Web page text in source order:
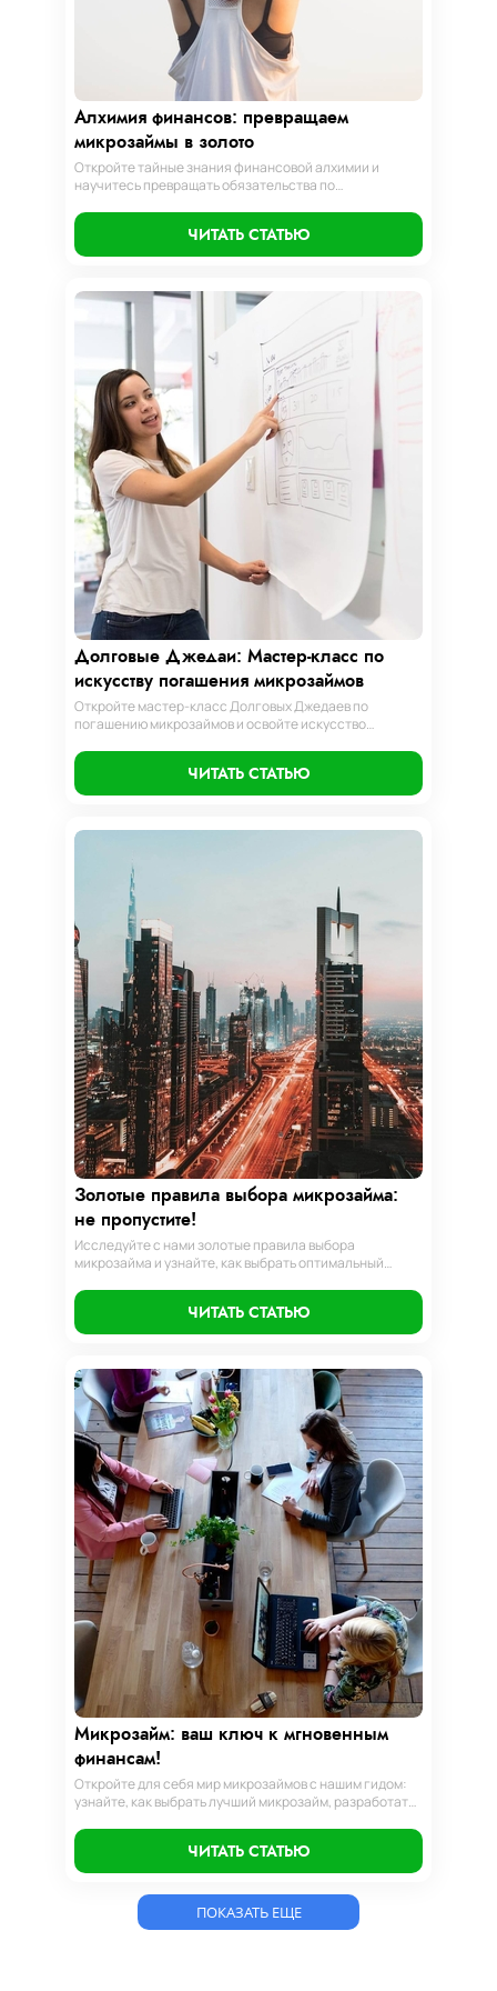
Алхимия финансов: превращаем
микрозаймы в золото
Откройте тайные знания финансовой алхимии и
научитесь превращать обязательства по
мир умного управления долгами с нашим
практическим руководством.
ЧИТАТЬ СТАТЬЮ
Долговые Джедаи: Мастер-класс по
искусству погашения микрозаймов
Откройте мастер-класс Долговых Джедаев по
погашению микрозаймов и освойте искусство
долгами и достичь финансовой гармонии, следуя
нашим проверенным стратегиям.
ЧИТАТЬ СТАТЬЮ
Золотые правила выбора микрозайма:
не пропустите!
Исследуйте с нами золотые правила выбора
микрозайма и узнайте, как выбрать оптимальный
обеспечить свою финансовую безопасность. Ваш
компас в мире микрокредитов!
ЧИТАТЬ СТАТЬЮ
Микрозайм: ваш ключ к мгновенным
финансам!
Откройте для себя мир микрозаймов с нашим гидом:
узнайте, как выбрать лучший микрозайм, разработать
стабильность. Ваш ключ к умным финансам здесь!
ЧИТАТЬ СТАТЬЮ
ПОКАЗАТЬ ЕЩЕ